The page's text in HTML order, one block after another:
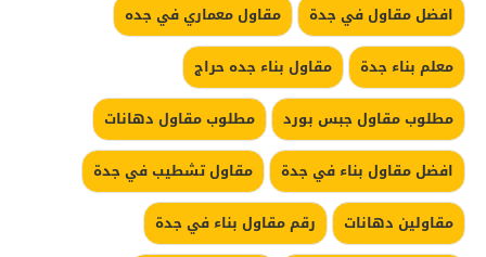
افضل مقاول في جدة
مقاول معماري في جده
معلم بناء جدة
مقاول بناء جده حراج
مطلوب مقاول جبس بورد
مطلوب مقاول دهانات
افضل مقاول بناء في جدة
مقاول تشطيب في جدة
مقاولين دهانات
رقم مقاول بناء في جدة